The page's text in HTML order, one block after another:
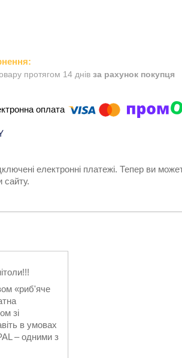
протягом 14 днів за рахунок покупця
електронні платежі. Тепер ви
сайту.
«риб'яче
зі
в умовах
– одними з